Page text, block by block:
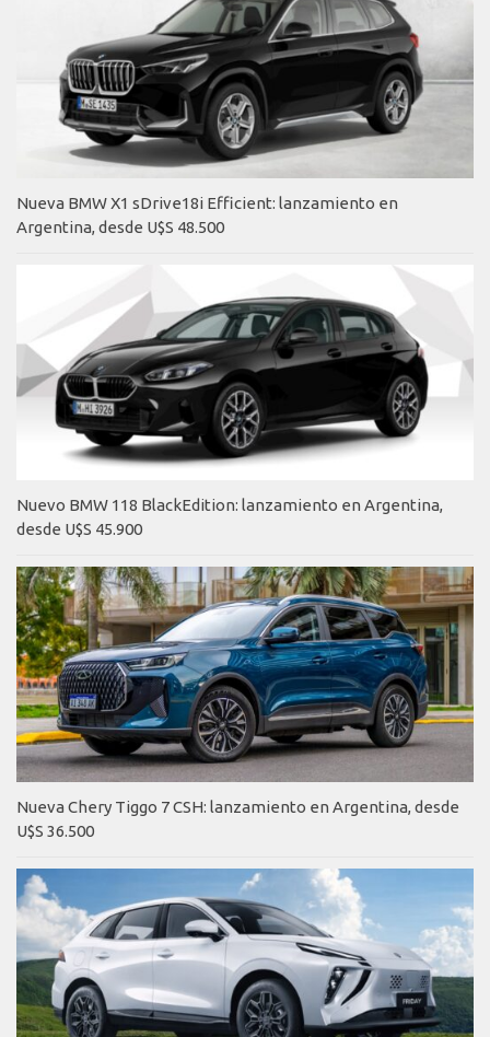
Nueva BMW X1 sDrive18i Efficient: lanzamiento en
Argentina, desde U$S 48.500
Nuevo BMW 118 BlackEdition: lanzamiento en Argentina,
desde U$S 45.900
Nueva Chery Tiggo 7 CSH: lanzamiento en Argentina, desde
U$S 36.500